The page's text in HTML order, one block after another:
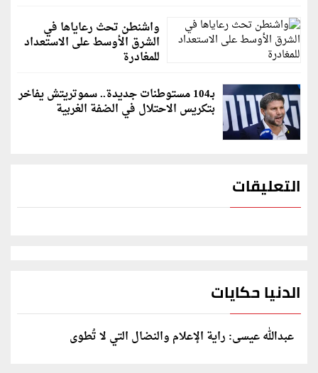
واشنطن تحث رعاياها في
الشرق الأوسط على الاستعداد
للمغادرة
بـ104 مستوطنات جديدة.. سموتريتش يفاخر
بتكريس الاحتلال في الضفة الغربية
التعليقات
الدنيا حكايات
عبدالله عيسى: راية الإعلام والنضال التي لا تُطوى